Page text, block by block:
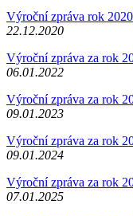
Výroční zpráva rok
22.12.2020
Výroční zpráva za rok
06.01.2022
Výroční zpráva za rok
09.01.2023
Výroční zpráva za rok
09.01.2024
Výroční zpráva za rok
07.01.2025